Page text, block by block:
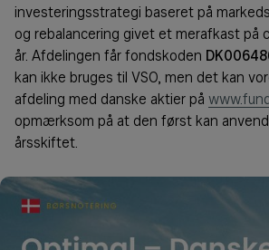
investeringsstrategi baseret på
og rebalancering givet et merafkast på
år. Afdelingen får fondskoden
kan ikke bruges til VSO, men det kan
afdeling med danske aktier på
opmærksom på at den først kan
årsskiftet.